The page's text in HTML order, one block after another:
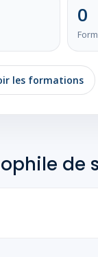
0
les formations